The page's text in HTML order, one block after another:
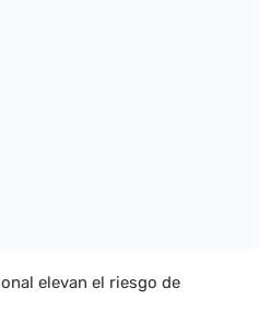
elevan el riesgo de